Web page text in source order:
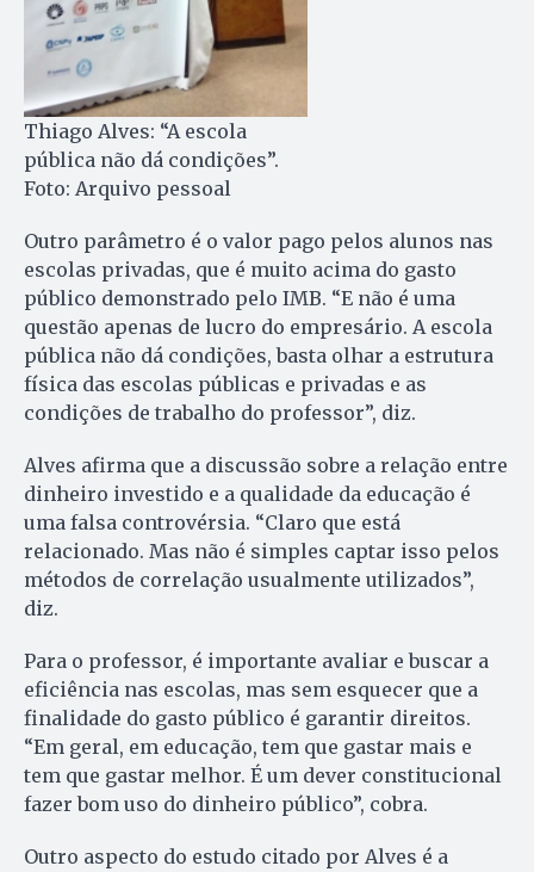
Thiago Alves: “A escola
pública não dá condições”.
Foto: Arquivo pessoal
Outro parâmetro é o valor pago pelos alunos nas
escolas privadas, que é muito acima do gasto
público demonstrado pelo IMB. “E não é uma
questão apenas de lucro do empresário. A escola
pública não dá condições, basta olhar a estrutura
física das escolas públicas e privadas e as
condições de trabalho do professor”, diz.
Alves afirma que a discussão sobre a relação entre
dinheiro investido e a qualidade da educação é
uma falsa controvérsia. “Claro que está
relacionado. Mas não é simples captar isso pelos
métodos de correlação usualmente utilizados”,
diz.
Para o professor, é importante avaliar e buscar a
eficiência nas escolas, mas sem esquecer que a
finalidade do gasto público é garantir direitos.
“Em geral, em educação, tem que gastar mais e
tem que gastar melhor. É um dever constitucional
fazer bom uso do dinheiro público”, cobra.
Outro aspecto do estudo citado por Alves é a